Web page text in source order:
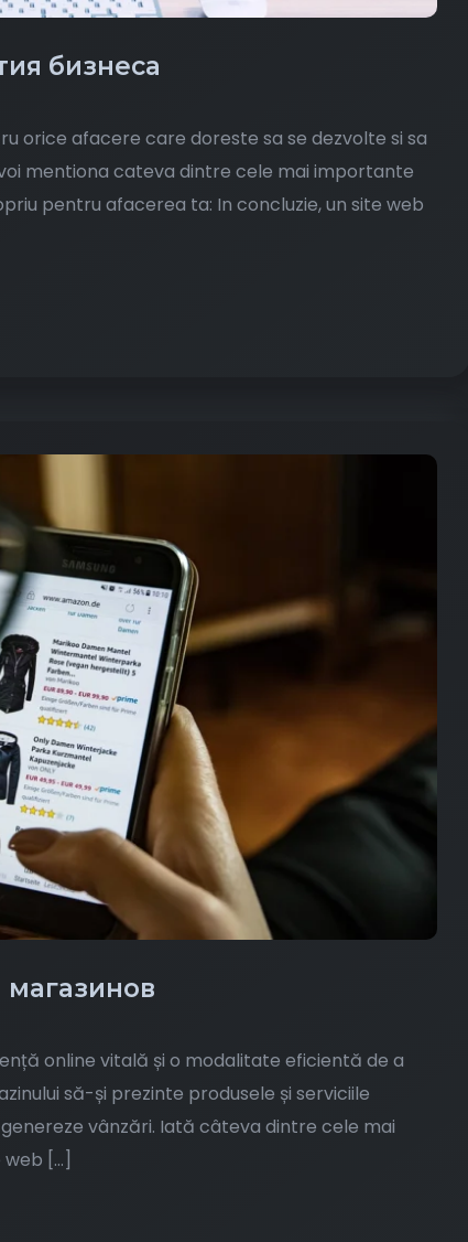
бизнеса
orice afacere care doreste sa se dezvolte si sa
mentiona cateva dintre cele mai importante
pentru afacerea ta: In concluzie, un site web
online vitală și o modalitate eficientă de a
să-și prezinte produsele și serviciile
vânzări. Iată câteva dintre cele mai
[…]